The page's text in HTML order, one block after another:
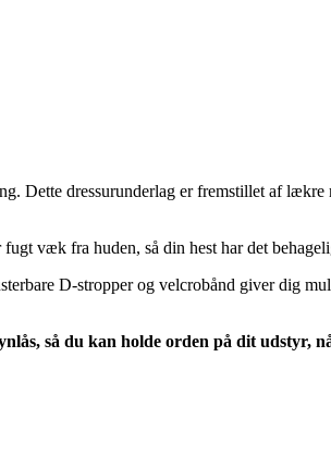
Dette dressurunderlag er fremstillet af
væk fra huden, så din hest har det
D-stropper og velcrobånd giver dig
så du kan holde orden på dit udstyr,